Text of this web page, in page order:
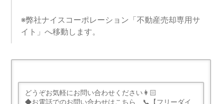
※弊社ナイスコーポレーション「不動産売却専用サ
イト」へ移動します。
どうぞお気軽にお問い合わせください👩🏻
◆お電話でのお問い合わせはこちら　📞【フリーダイ